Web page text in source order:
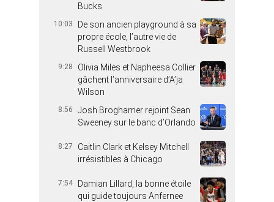
Bucks
10:03
De son ancien playground à sa
propre école, l’autre vie de
Russell Westbrook
9:28
Olivia Miles et Napheesa Collier
gâchent l’anniversaire d’A’ja
Wilson
8:56
Josh Broghamer rejoint Sean
Sweeney sur le banc d’Orlando
8:27
Caitlin Clark et Kelsey Mitchell
irrésistibles à Chicago
7:54
Damian Lillard, la bonne étoile
qui guide toujours Anfernee